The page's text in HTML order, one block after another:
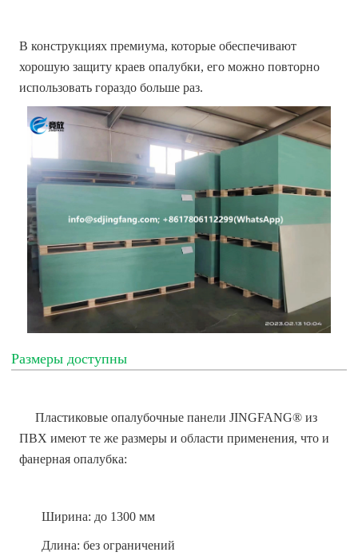
В конструкциях премиума, которые обеспечивают
хорошую защиту краев опалубки, его можно повторно
использовать гораздо больше раз.
Размеры доступны
Пластиковые опалубочные панели JINGFANG® из
ПВХ имеют те же размеры и области применения, что и
фанерная опалубка:
Ширина: до 1300 мм
Длина: без ограничений